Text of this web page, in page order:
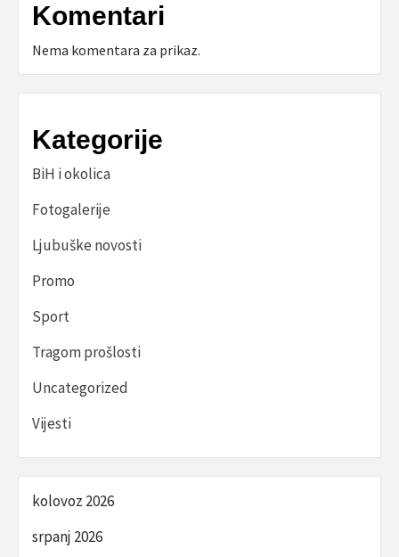
Komentari
Nema komentara za prikaz.
Kategorije
BiH i okolica
Fotogalerije
Ljubuške novosti
Promo
Sport
Tragom prošlosti
Uncategorized
Vijesti
kolovoz 2026
srpanj 2026